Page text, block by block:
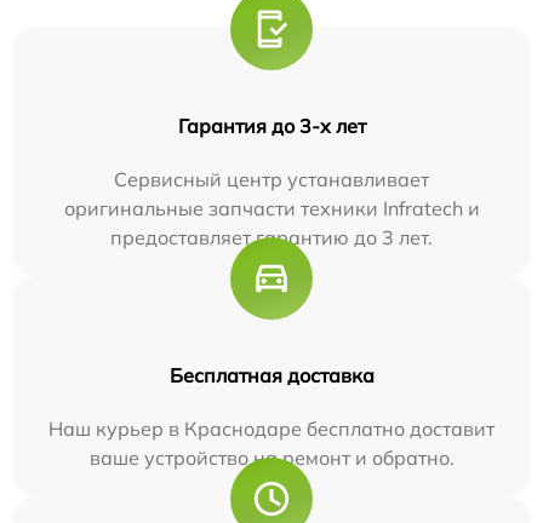
Гарантия до 3-х лет
Сервисный центр устанавливает
оригинальные запчасти техники Infratech и
предоставляет гарантию до 3 лет.
Бесплатная доставка
Наш курьер в Краснодаре бесплатно доставит
ваше устройство на ремонт и обратно.